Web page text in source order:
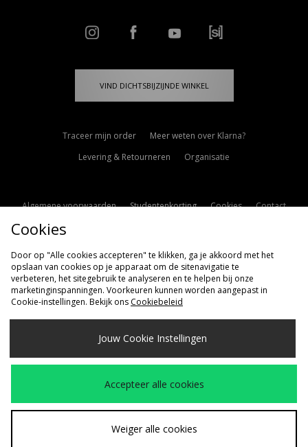
VIND DICHTSBIJZIJNDE WINKEL
Traceer mijn order
Meer weten over Klarna?
Levering & Retourneren
Organisatie
Algemene voorwaarden Studentenkorting Cookies
Contact
Cookie Instellingen
Verzenden Naar
Nederland
Wij accepteren de volgende betaalmethoden
Bezoek onze bedrijfspaginawww.jdplc.com
Cookies
Door op "Alle cookies accepteren" te klikken, ga je akkoord met het
opslaan van cookies op je apparaat om de sitenavigatie te
verbeteren, het sitegebruik te analyseren en te helpen bij onze
marketinginspanningen. Voorkeuren kunnen worden aangepast in
Cookie-instellingen. Bekijk ons Cookiebeleid
Jouw Cookie Instellingen
Accepteer alle cookies
Weiger alle cookies